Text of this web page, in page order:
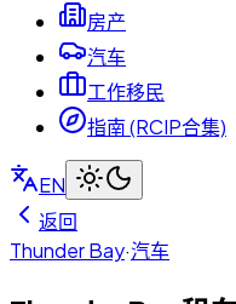
房产
汽车
工作移民
指南 (RCIP合集)
EN
返回
Thunder Bay·汽车